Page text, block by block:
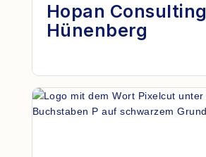
Hopan
Hünenberg